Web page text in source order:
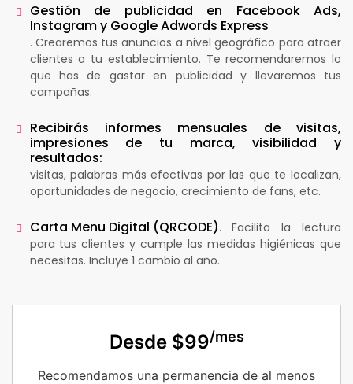
Gestión de publicidad en Facebook Ads,
Instagram y Google Adwords Express
. Crearemos tus anuncios a nivel geográfico para atraer
clientes a tu establecimiento. Te recomendaremos lo
que has de gastar en publicidad y llevaremos tus
campañas.
Recibirás informes mensuales de visitas,
impresiones de tu marca, visibilidad y
resultados:
visitas, palabras más efectivas por las que te localizan,
oportunidades de negocio, crecimiento de fans, etc.
Carta Menu Digital (QRCODE). Facilita la lectura
para tus clientes y cumple las medidas higiénicas que
necesitas. Incluye 1 cambio al año.
Desde $99/mes
Recomendamos una permanencia de al menos